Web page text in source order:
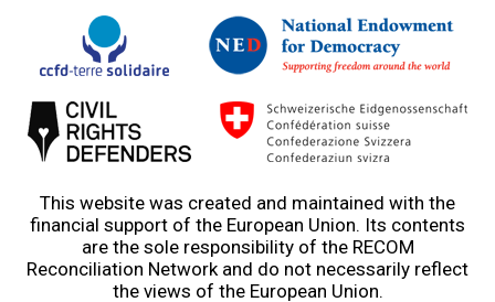
This website was created and maintained with the
financial support of the European Union. Its contents
are the sole responsibility of the RECOM
Reconciliation Network and do not necessarily reflect
the views of the European Union.